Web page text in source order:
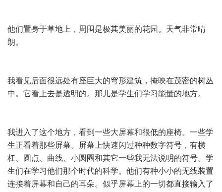
他们置身于草地上，周围是极其美丽的花园。天气非常晴
朗。
我看见后面很远处有座巨大的穹形建筑，掩映在茂密的树丛
中。它看上去是透明的。那儿是学生们学习能量的地方。
我进入了这个地方，看到一些大屏幕和很低的座椅。一些学
生正看着那些屏幕。屏幕上快速闪过种种数字符号，有横
杠、圆点、曲线、小圆圈和其它一些我无法说明的符号。学
生们在学习他们那个时代的科学。他们有种小小的无线装置
连接着屏幕和自己的耳朵。似乎屏幕上的一切都直接输入了